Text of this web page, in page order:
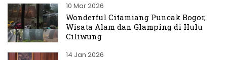
10 Mar 2026
Wonderful Citamiang Puncak Bogor,
Wisata Alam dan Glamping di Hulu
Ciliwung
14 Jan 2026